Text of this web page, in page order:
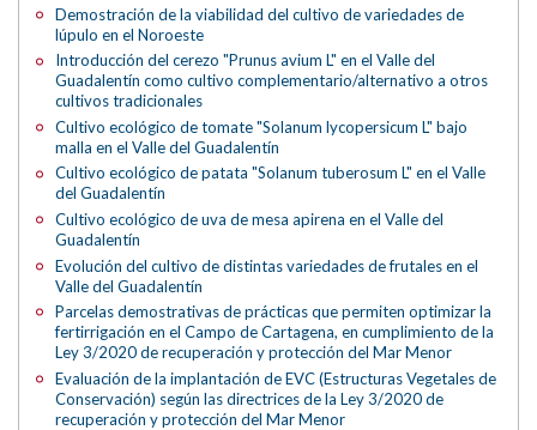
Demostración de la viabilidad del cultivo de variedades de
lúpulo en el Noroeste
Introducción del cerezo "Prunus avium L" en el Valle del
Guadalentín como cultivo complementario/alternativo a otros
cultivos tradicionales
Cultivo ecológico de tomate "Solanum lycopersicum L" bajo
malla en el Valle del Guadalentín
Cultivo ecológico de patata "Solanum tuberosum L" en el Valle
del Guadalentín
Cultivo ecológico de uva de mesa apirena en el Valle del
Guadalentín
Evolución del cultivo de distintas variedades de frutales en el
Valle del Guadalentín
Parcelas demostrativas de prácticas que permiten optimizar la
fertirrigación en el Campo de Cartagena, en cumplimiento de la
Ley 3/2020 de recuperación y protección del Mar Menor
Evaluación de la implantación de EVC (Estructuras Vegetales de
Conservación) según las directrices de la Ley 3/2020 de
recuperación y protección del Mar Menor